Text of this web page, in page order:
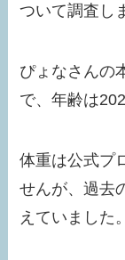
ついて調査し
ぴょなさんの
で、年齢は
体重は公式プ
せんが、過去
えていました。